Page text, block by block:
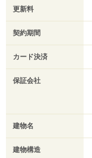
更新料
契約期間
カード決済
保証会社
建物名
建物構造